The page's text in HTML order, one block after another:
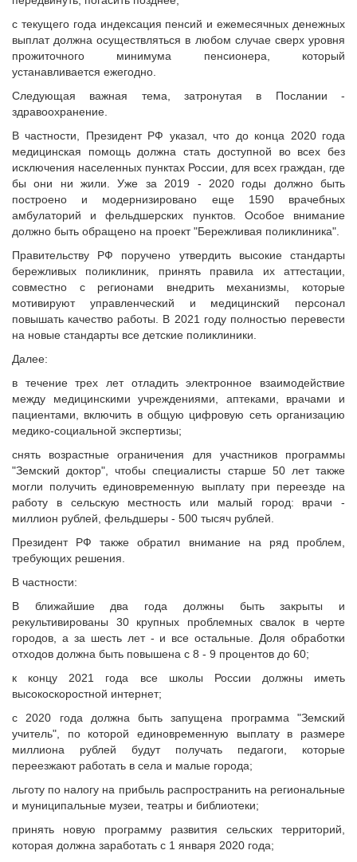
с текущего года индексация пенсий и ежемесячных денежных
выплат должна осуществляться в любом случае сверх уровня
прожиточного минимума пенсионера, который
устанавливается ежегодно.
Следующая важная тема, затронутая в Послании -
здравоохранение.
В частности, Президент РФ указал, что до конца 2020 года
медицинская помощь должна стать доступной во всех без
исключения населенных пунктах России, для всех граждан, где
бы они ни жили. Уже за 2019 - 2020 годы должно быть
построено и модернизировано еще 1590 врачебных
амбулаторий и фельдшерских пунктов. Особое внимание
должно быть обращено на проект "Бережливая поликлиника".
Правительству РФ поручено утвердить высокие стандарты
бережливых поликлиник, принять правила их аттестации,
совместно с регионами внедрить механизмы, которые
мотивируют управленческий и медицинский персонал
повышать качество работы. В 2021 году полностью перевести
на новые стандарты все детские поликлиники.
Далее:
в течение трех лет отладить электронное взаимодействие
между медицинскими учреждениями, аптеками, врачами и
пациентами, включить в общую цифровую сеть организацию
медико-социальной экспертизы;
снять возрастные ограничения для участников программы
"Земский доктор", чтобы специалисты старше 50 лет также
могли получить единовременную выплату при переезде на
работу в сельскую местность или малый город: врачи -
миллион рублей, фельдшеры - 500 тысяч рублей.
Президент РФ также обратил внимание на ряд проблем,
требующих решения.
В частности:
В ближайшие два года должны быть закрыты и
рекультивированы 30 крупных проблемных свалок в черте
городов, а за шесть лет - и все остальные. Доля обработки
отходов должна быть повышена с 8 - 9 процентов до 60;
к концу 2021 года все школы России должны иметь
высокоскоростной интернет;
с 2020 года должна быть запущена программа "Земский
учитель", по которой единовременную выплату в размере
миллиона рублей будут получать педагоги, которые
переезжают работать в села и малые города;
льготу по налогу на прибыль распространить на региональные
и муниципальные музеи, театры и библиотеки;
принять новую программу развития сельских территорий,
которая должна заработать с 1 января 2020 года;